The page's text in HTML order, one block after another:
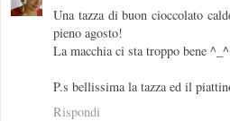
Una tazza di buon cioccolato
pieno agosto!
La macchia ci sta troppo bene
P.s bellissima la tazza ed il
Rispondi